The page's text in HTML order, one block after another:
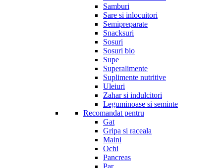
Samburi
Sare si inlocuitori
Semipreparate
Snacksuri
Sosuri
Sosuri bio
Supe
Superalimente
Suplimente nutritive
Uleiuri
Zahar si indulcitori
Leguminoase si seminte
Recomandat pentru
Gat
Gripa si raceala
Maini
Ochi
Pancreas
Par